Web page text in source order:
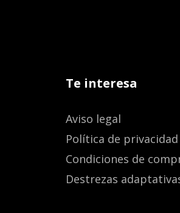
Te interesa
Aviso legal
Política de privacidad
Condiciones de
Destrezas